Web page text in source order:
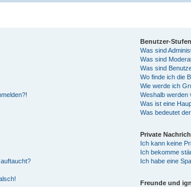
Benutzer-
Was sind
Was sind
Was sind
Wo finde ich die
Wie werde ich
Weshalb werden
Was ist eine
Was bedeutet
Private
Ich kann keine
Ich bekomme
Ich habe eine
Freunde und